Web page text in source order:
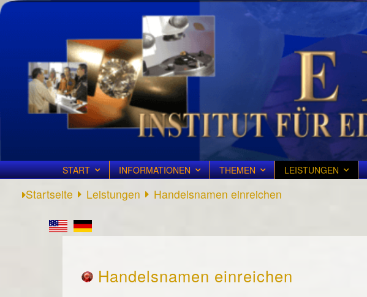
START INFORMATIONEN THEMEN LEISTUNGEN
Startseite Leistungen Handelsnamen einreichen
Handelsnamen einreichen